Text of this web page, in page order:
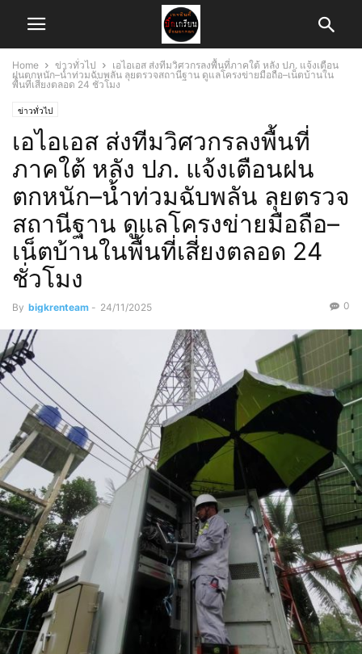
Home ข่าวทั่วไป
เอไอเอส ส่งทีมวิศวกรลงพื้นที่ภาคใต้ หลัง ปภ. แจ้งเตือน
ฝนตกหนัก–น้ำท่วมฉับพลัน ลุยตรวจสถานีฐาน ดูแลโครงข่ายมือถือ–เน็ตบ้านใน
พื้นที่เสี่ยงตลอด 24 ชั่วโมง
ข่าวทั่วไป
เอไอเอส ส่งทีมวิศวกรลงพื้นที่
ภาคใต้ หลัง ปภ. แจ้งเตือนฝน
ตกหนัก–น้ำท่วมฉับพลัน ลุยตรวจ
สถานีฐาน ดูแลโครงข่ายมือถือ–
เน็ตบ้านในพื้นที่เสี่ยงตลอด 24
ชั่วโมง
By bigkrenteam - 24/11/2025 0